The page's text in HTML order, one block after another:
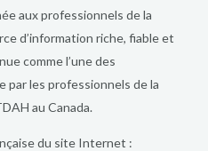
aux professionnels de la
d’information riche, fiable et
comme l’une des
par les professionnels de la
au Canada.
du site Internet :